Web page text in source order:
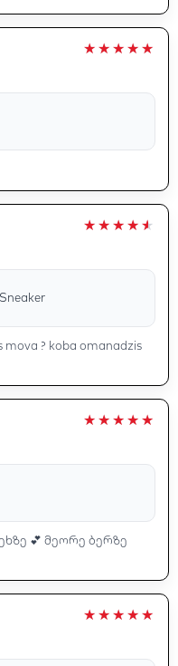
mova ? koba omanadzis
💕 მეორე ბერზე